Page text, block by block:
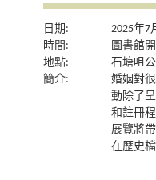
日期:
2025年7
時間:
圖書館
地點:
石塘咀
簡介:
婚姻對
動除了
和註冊
展覽將
在歷史